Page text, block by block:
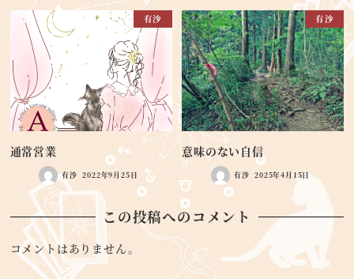
有沙
通常営業
有沙 2022年9月25日
有沙
意味のない自信
有沙 2025年4月15日
この投稿へのコメント
コメントはありません。